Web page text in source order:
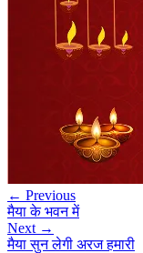
← Previous
मैया के भवन में
Next →
मैया सुन लेगी अरज हमारी